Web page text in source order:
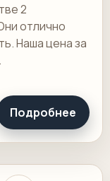
2
отлично
Наша цена за
Подробнее